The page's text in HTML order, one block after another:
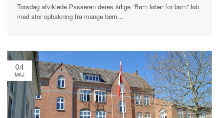
Torsdag afviklede Passeren deres årlige “Børn løber for børn” løb
med stor opbakning fra mange børn…
04
MAJ